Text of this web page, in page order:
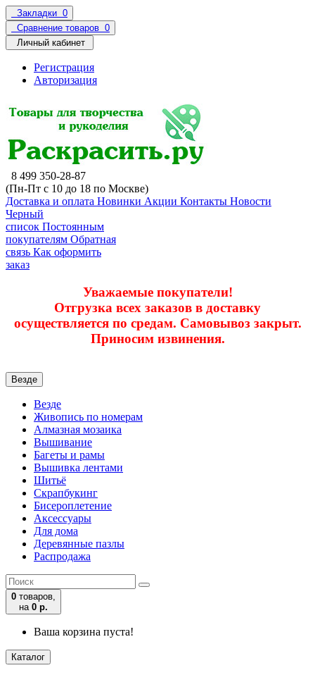
Закладки 0
Сравнение товаров 0
Личный кабинет
Регистрация
Авторизация
8 499 350-28-87
(Пн-Пт с 10 до 18 по Москве)
Доставка и оплата Новинки Акции Контакты Новости
Черный
список Постоянным
покупателям Обратная
связь Как оформить
заказ
Уважаемые покупатели!
Отгрузка всех заказов в доставку
осуществляется по средам. Самовывоз закрыт.
Приносим извинения.
Везде
Везде
Живопись по номерам
Алмазная мозаика
Вышивание
Багеты и рамы
Вышивка лентами
Шитьё
Скрапбукинг
Бисероплетение
Аксессуары
Для дома
Деревянные пазлы
Распродажа
0 товаров,
на 0 р.
Ваша корзина пуста!
Каталог